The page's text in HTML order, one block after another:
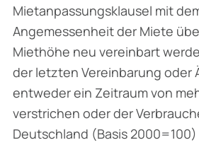
Mietanpassungsklausel mit
Angemessenheit der Miete
Miethöhe neu vereinbart
der letzten Vereinbarung oder
entweder ein Zeitraum von
verstrichen oder der
Deutschland (Basis 2000=100)